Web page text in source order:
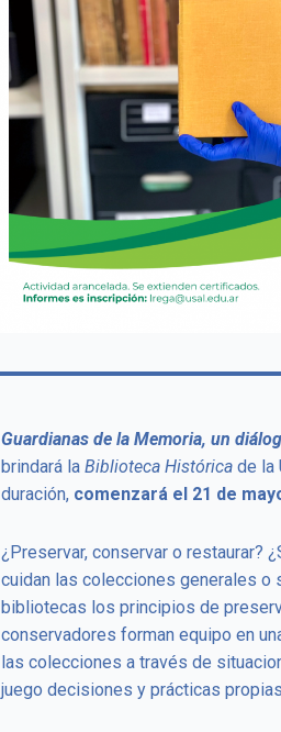
Guardianas de la Memoria, un
brindará la Biblioteca Histórica de la
duración, comenzará el 21 de
¿Preservar, conservar o restaurar?
cuidan las colecciones generales o
bibliotecas los principios de
conservadores forman equipo en
las colecciones a través de
juego decisiones y prácticas